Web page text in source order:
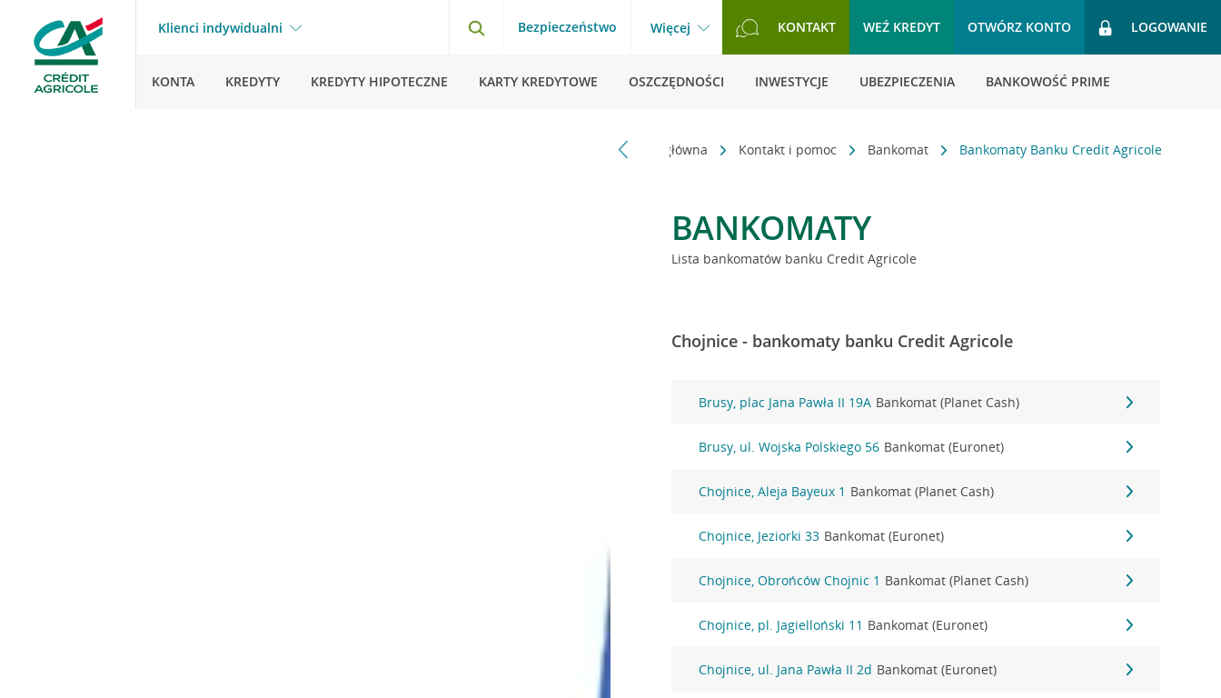
Klienci indywidualni Bezpieczeństwo Więcej KONTAKT WEŹ KREDYT OTWÓRZ KONTO LOGOWANIE
KONTA KREDYTY KREDYTY HIPOTECZNE KARTY KREDYTOWE OSZCZĘDNOŚCI INWESTYCJE UBEZPIECZENIA BANKOWOŚĆ PRIME
Strona główna Kontakt i pomoc Bankomat Bankomaty Banku Credit Agricole
BANKOMATY
Lista bankomatów banku Credit Agricole
Chojnice - bankomaty banku Credit Agricole
Brusy, plac Jana Pawła II 19A Bankomat (Planet Cash)
Brusy, ul. Wojska Polskiego 56 Bankomat (Euronet)
Chojnice, Aleja Bayeux 1 Bankomat (Planet Cash)
Chojnice, Jeziorki 33 Bankomat (Euronet)
Chojnice, Obrońców Chojnic 1 Bankomat (Planet Cash)
Chojnice, pl. Jagielloński 11 Bankomat (Euronet)
Chojnice, ul. Jana Pawła II 2d Bankomat (Euronet)